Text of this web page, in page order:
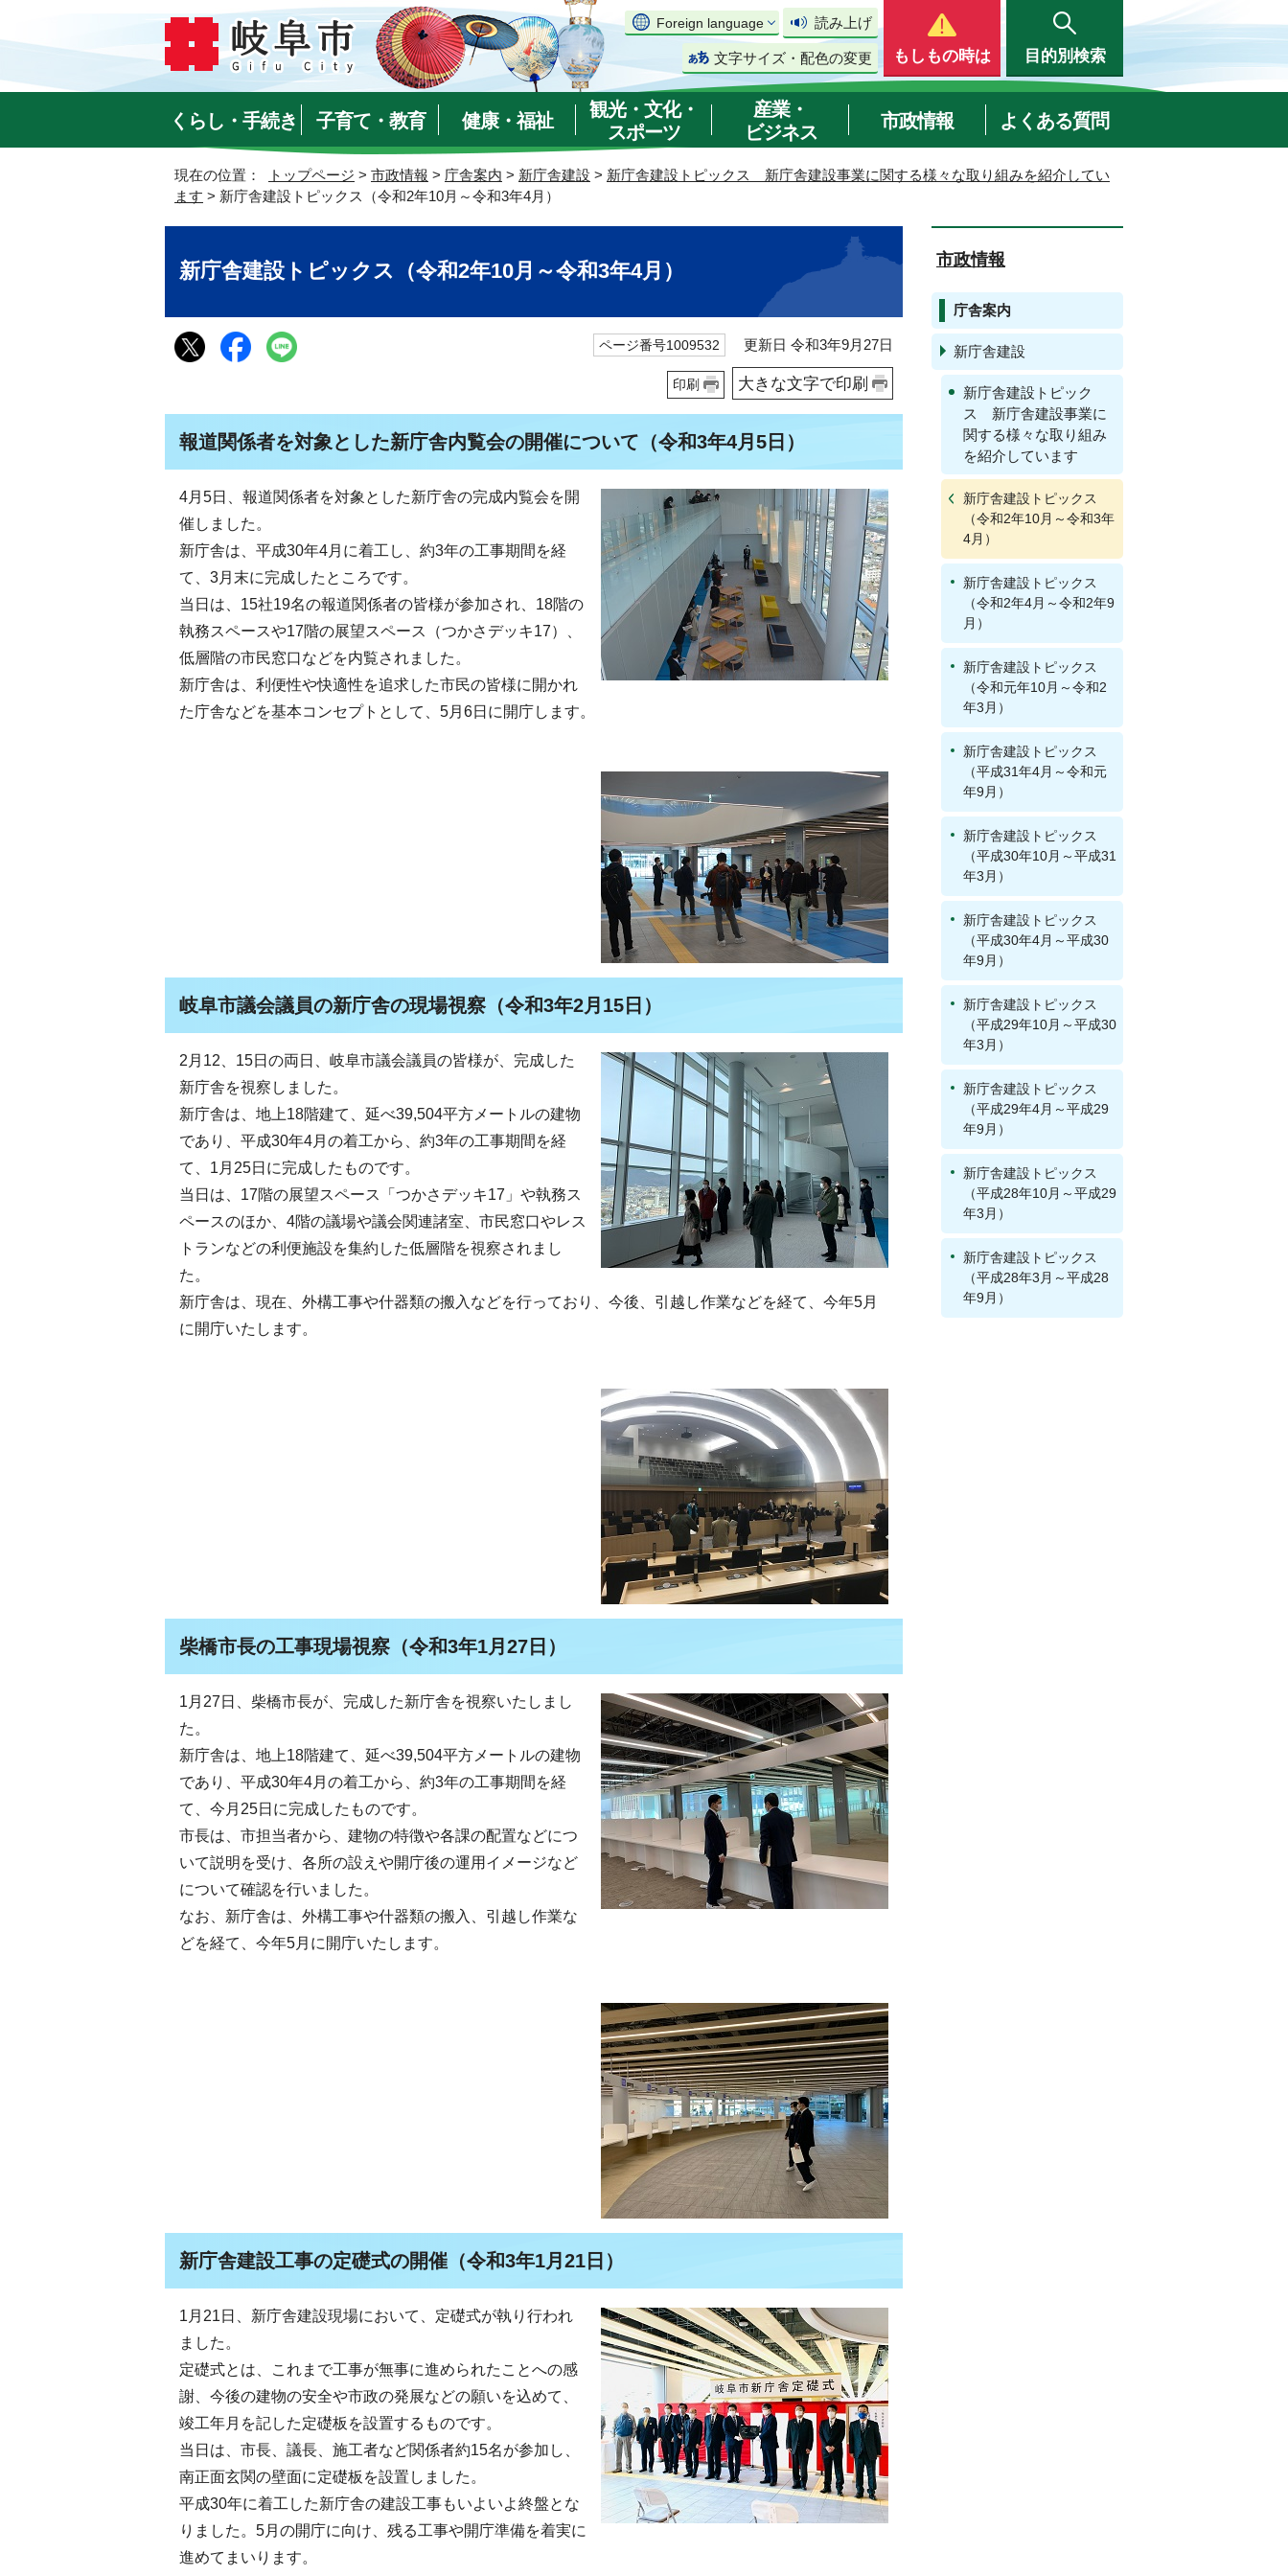
Foreign language 読み上げ
文字サイズ・配色の変更 もしもの時は 目的別検索
くらし・手続き 子育て・教育 健康・福祉
観光・文化・
スポーツ
産業・
ビジネス
市政情報 よくある質問
現在の位置： トップページ > 市政情報 > 庁舎案内 > 新庁舎建設 > 新庁舎建設トピックス 新庁舎建設事業に関する様々な取り組みを紹介してい
ます > 新庁舎建設トピックス（令和2年10月～令和3年4月）
新庁舎建設トピックス（令和2年10月～令和3年4月）
ページ番号1009532 更新日 令和3年9月27日
印刷 大きな文字で印刷
報道関係者を対象とした新庁舎内覧会の開催について（令和3年4月5日）
4月5日、報道関係者を対象とした新庁舎の完成内覧会を開
催しました。
新庁舎は、平成30年4月に着工し、約3年の工事期間を経
て、3月末に完成したところです。
当日は、15社19名の報道関係者の皆様が参加され、18階の
執務スペースや17階の展望スペース（つかさデッキ17）、
低層階の市民窓口などを内覧されました。
新庁舎は、利便性や快適性を追求した市民の皆様に開かれ
た庁舎などを基本コンセプトとして、5月6日に開庁します。
岐阜市議会議員の新庁舎の現場視察（令和3年2月15日）
2月12、15日の両日、岐阜市議会議員の皆様が、完成した
新庁舎を視察しました。
新庁舎は、地上18階建て、延べ39,504平方メートルの建物
であり、平成30年4月の着工から、約3年の工事期間を経
て、1月25日に完成したものです。
当日は、17階の展望スペース「つかさデッキ17」や執務ス
ペースのほか、4階の議場や議会関連諸室、市民窓口やレス
トランなどの利便施設を集約した低層階を視察されまし
た。
新庁舎は、現在、外構工事や什器類の搬入などを行っており、今後、引越し作業などを経て、今年5月
に開庁いたします。
柴橋市長の工事現場視察（令和3年1月27日）
1月27日、柴橋市長が、完成した新庁舎を視察いたしまし
た。
新庁舎は、地上18階建て、延べ39,504平方メートルの建物
であり、平成30年4月の着工から、約3年の工事期間を経
て、今月25日に完成したものです。
市長は、市担当者から、建物の特徴や各課の配置などにつ
いて説明を受け、各所の設えや開庁後の運用イメージなど
について確認を行いました。
なお、新庁舎は、外構工事や什器類の搬入、引越し作業な
どを経て、今年5月に開庁いたします。
新庁舎建設工事の定礎式の開催（令和3年1月21日）
1月21日、新庁舎建設現場において、定礎式が執り行われ
ました。
定礎式とは、これまで工事が無事に進められたことへの感
謝、今後の建物の安全や市政の発展などの願いを込めて、
竣工年月を記した定礎板を設置するものです。
当日は、市長、議長、施工者など関係者約15名が参加し、
南正面玄関の壁面に定礎板を設置しました。
平成30年に着工した新庁舎の建設工事もいよいよ終盤とな
りました。5月の開庁に向け、残る工事や開庁準備を着実に
進めてまいります。
市政情報
庁舎案内
新庁舎建設
新庁舎建設トピック
ス 新庁舎建設事業に
関する様々な取り組み
を紹介しています
新庁舎建設トピックス
（令和2年10月～令和3年
4月）
新庁舎建設トピックス
（令和2年4月～令和2年9
月）
新庁舎建設トピックス
（令和元年10月～令和2
年3月）
新庁舎建設トピックス
（平成31年4月～令和元
年9月）
新庁舎建設トピックス
（平成30年10月～平成31
年3月）
新庁舎建設トピックス
（平成30年4月～平成30
年9月）
新庁舎建設トピックス
（平成29年10月～平成30
年3月）
新庁舎建設トピックス
（平成29年4月～平成29
年9月）
新庁舎建設トピックス
（平成28年10月～平成29
年3月）
新庁舎建設トピックス
（平成28年3月～平成28
年9月）